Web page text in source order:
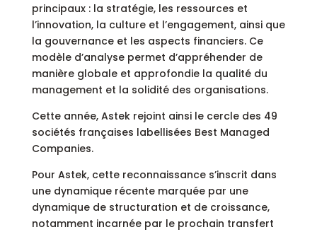
principaux : la stratégie, les ressources et
l’innovation, la culture et l’engagement, ainsi que
la gouvernance et les aspects financiers. Ce
modèle d’analyse permet d’appréhender de
manière globale et approfondie la qualité du
management et la solidité des organisations.
Cette année, Astek rejoint ainsi le cercle des 49
sociétés françaises labellisées Best Managed
Companies.
Pour Astek, cette reconnaissance s’inscrit dans
une dynamique récente marquée par une
dynamique de structuration et de croissance,
notamment incarnée par le prochain transfert